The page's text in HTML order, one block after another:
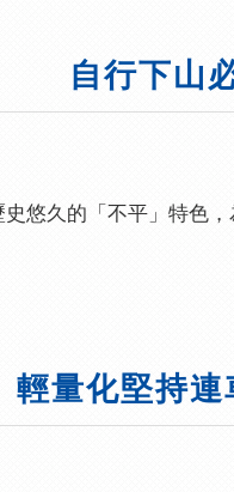
自行下山
悠久的「不平」特色
輕量化堅持